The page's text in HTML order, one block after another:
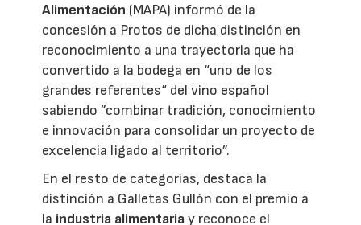
Alimentación (MAPA) informó de la
concesión a Protos de dicha distinción en
reconocimiento a una trayectoria que ha
convertido a la bodega en “uno de los
grandes referentes“ del vino español
sabiendo ”combinar tradición, conocimiento
e innovación para consolidar un proyecto de
excelencia ligado al territorio”.
En el resto de categorías, destaca la
distinción a Galletas Gullón con el premio a
la industria alimentariay reconoce el